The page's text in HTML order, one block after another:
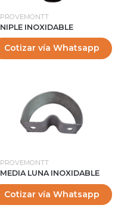
PROVEMONTT
NIPLE INOXIDABLE
Cotizar vía Whatsapp
PROVEMONTT
MEDIA LUNA INOXIDABLE
Cotizar vía Whatsapp